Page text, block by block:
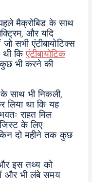
मैक्रोबिड के साथ
और यदि
सभी एंटीबायोटिक्स
थी किएंटीबायोटिक
भी करने की
साथ भी निकली,
लिया था कि यह
राहत मिल
के लिए
दो महीने तक कुछ
इस तथ्य को
और भी लंबे समय